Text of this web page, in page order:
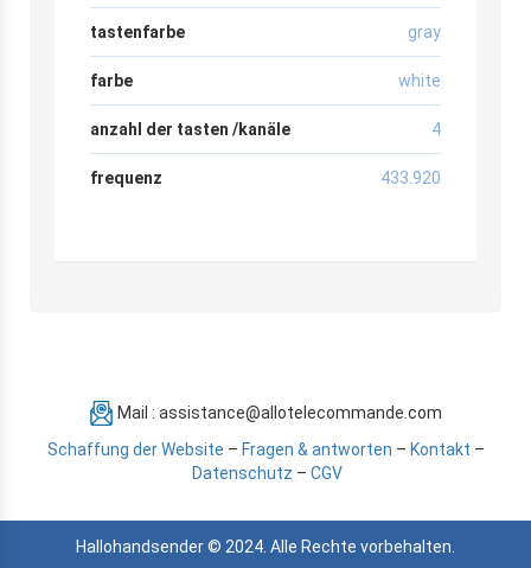
tastenfarbe gray
farbe white
anzahl der tasten /kanäle 4
frequenz 433.920
Mail : assistance@allotelecommande.com
Schaffung der Website – Fragen & antworten – Kontakt –
Datenschutz – CGV
Hallohandsender © 2024. Alle Rechte vorbehalten.